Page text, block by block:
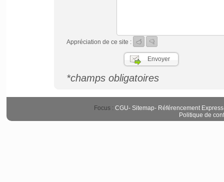
Appréciation de ce site :
*champs obligatoires
Focus : CGU- Sitemap- Référencement Express
Politique de